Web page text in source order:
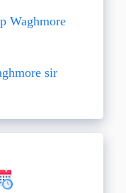
Waghmore
sir